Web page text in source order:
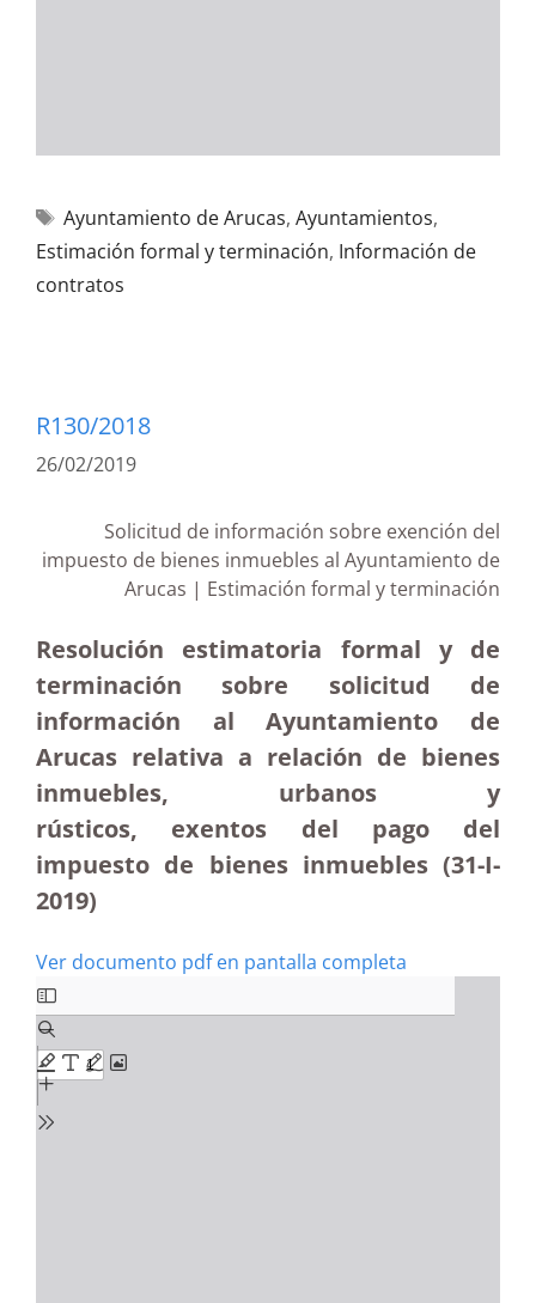
Ayuntamiento de Arucas, Ayuntamientos,
Estimación formal y terminación, Información de
contratos
R130/2018
26/02/2019
Solicitud de información sobre exención del
impuesto de bienes inmuebles al Ayuntamiento de
Arucas | Estimación formal y terminación
Resolución estimatoria formal y de
terminación sobre solicitud de
información al Ayuntamiento de
Arucas relativa a relación de bienes
inmuebles, urbanos y
rústicos, exentos del pago del
impuesto de bienes inmuebles (31-I-
2019)
Ver documento pdf en pantalla completa